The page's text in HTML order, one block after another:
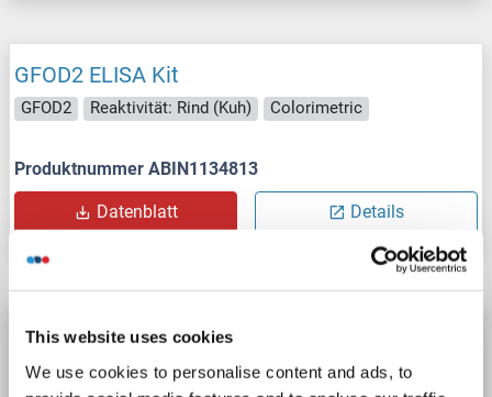
This website uses cookies
We use cookies to personalise content and ads, to
GFOD2 ELISA Kit
GFOD2 Reaktivität: Rind (Kuh) Colorimetric
Produktnummer ABIN1134813
Datenblatt Details
GFOD2 ELISA Kit
GFOD2 Reaktivität: Maus Colorimetric